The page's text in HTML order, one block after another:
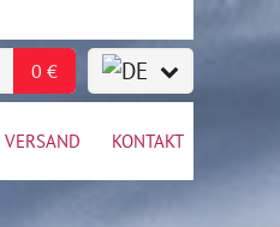
0 €
VERSAND KONTAKT